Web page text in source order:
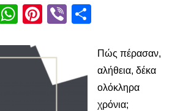
WhatsApp
Pinterest
Viber
Πώς πέρασαν,
αλήθεια, δέκα
ολόκληρα
χρόνια;